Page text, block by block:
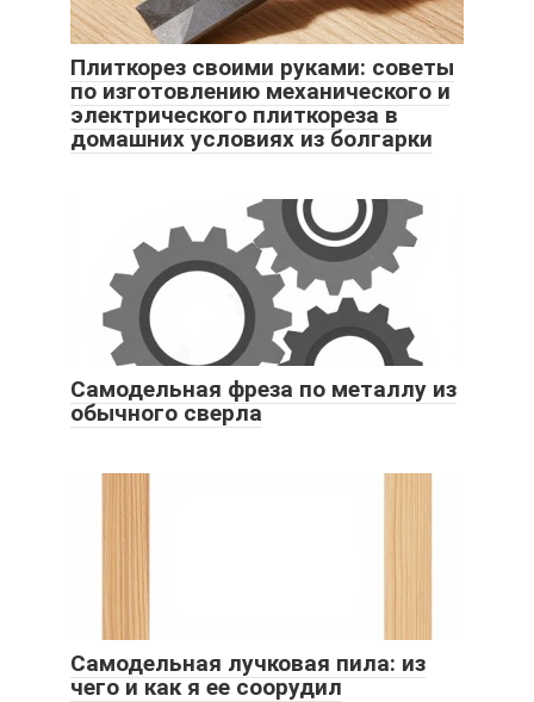
Плиткорез своими руками: советы
по изготовлению механического и
электрического плиткореза в
домашних условиях из болгарки
Самодельная фреза по металлу из
обычного сверла
Самодельная лучковая пила: из
чего и как я ее соорудил